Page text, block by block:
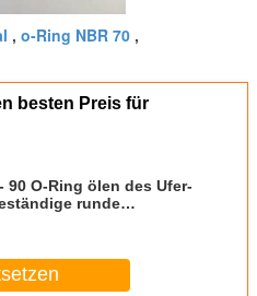
, o-Ring NBR 70 ,
besten Preis für
90 O-Ring ölen des Ufer-
runde